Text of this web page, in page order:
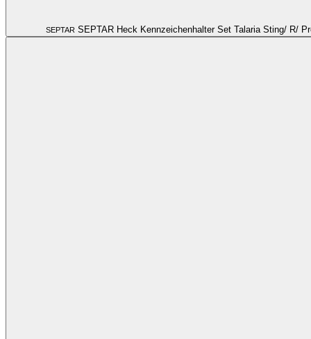
SEPTAR SEPTAR Heck Kennzeichenhalter Set Talaria Sting/ R/